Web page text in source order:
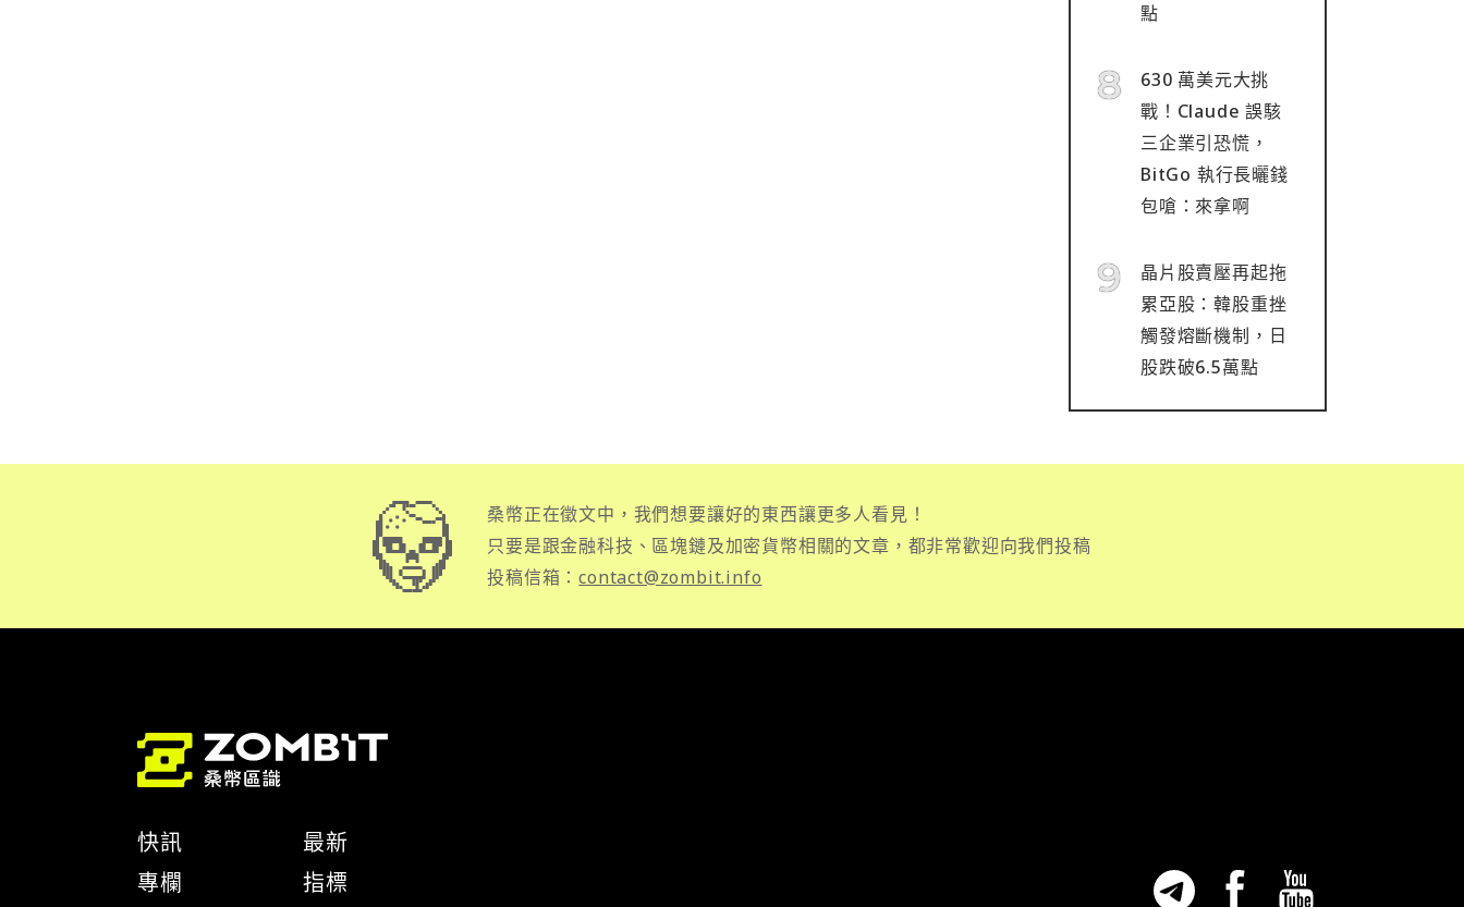
點
630 萬美元大挑
戰！Claude 誤駭
三企業引恐慌，
BitGo 執行長曬錢
包嗆：來拿啊
晶片股賣壓再起拖
累亞股：韓股重挫
觸發熔斷機制，日
股跌破6.5萬點
桑幣正在徵文中，我們想要讓好的東西讓更多人看見！
只要是跟金融科技、區塊鏈及加密貨幣相關的文章，都非常歡迎向我們投稿
投稿信箱：contact@zombit.info
快訊
專欄
最新
指標